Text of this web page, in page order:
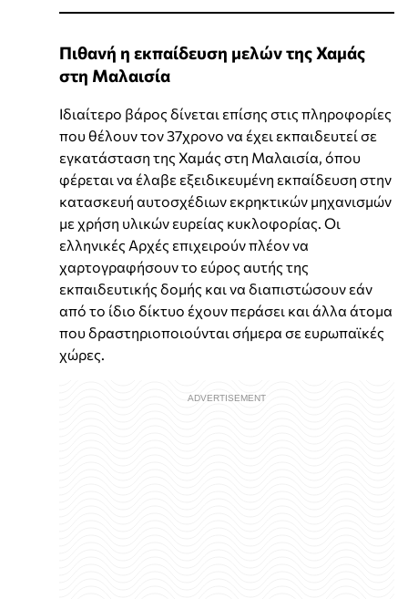
Πιθανή η εκπαίδευση μελών της Χαμάς
στη Μαλαισία
Ιδιαίτερο βάρος δίνεται επίσης στις πληροφορίες
που θέλουν τον 37χρονο να έχει εκπαιδευτεί σε
εγκατάσταση της Χαμάς στη Μαλαισία, όπου
φέρεται να έλαβε εξειδικευμένη εκπαίδευση στην
κατασκευή αυτοσχέδιων εκρηκτικών μηχανισμών
με χρήση υλικών ευρείας κυκλοφορίας. Οι
ελληνικές Αρχές επιχειρούν πλέον να
χαρτογραφήσουν το εύρος αυτής της
εκπαιδευτικής δομής και να διαπιστώσουν εάν
από το ίδιο δίκτυο έχουν περάσει και άλλα άτομα
που δραστηριοποιούνται σήμερα σε ευρωπαϊκές
χώρες.